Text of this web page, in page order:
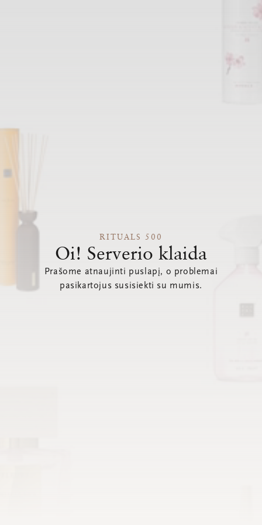
RITUALS 500
Oi! Serverio klaida
Prašome atnaujinti puslapį, o problemai
pasikartojus susisiekti su mumis.